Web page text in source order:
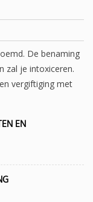
De benaming
zal je intoxiceren.
vergiftiging met
EN